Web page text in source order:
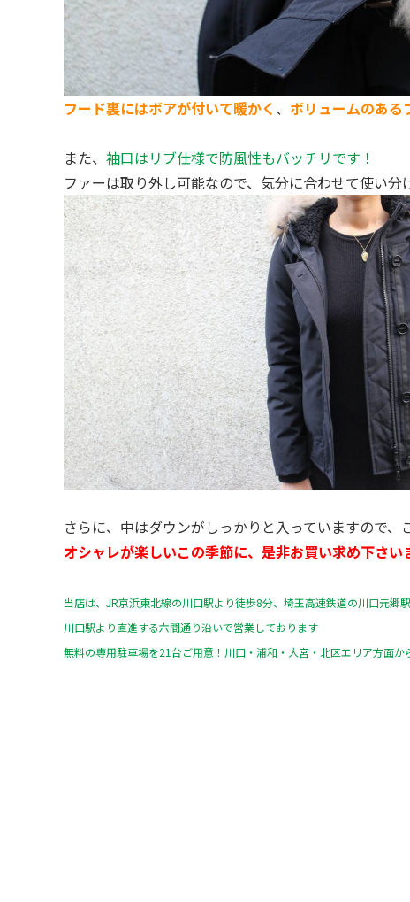
フード裏にはボアが付いて暖かく 、 ボリュームのある
また、 袖口はリブ仕様で防風性もバッチリです！
ファーは取り外し可能なので、気分に合わせて使い分
さらに、中はダウンがしっかりと入っていますので、
オシャレが楽しいこの季節に、是非お買い求め下さ
当店は、JR京浜東北線の川口駅より徒歩8分、埼玉高速鉄道の川口元郷駅
川口駅より直進する六間通り沿いで営業しております
無料の専用駐車場を21台ご用意！川口・浦和・大宮・北区エリア方面か